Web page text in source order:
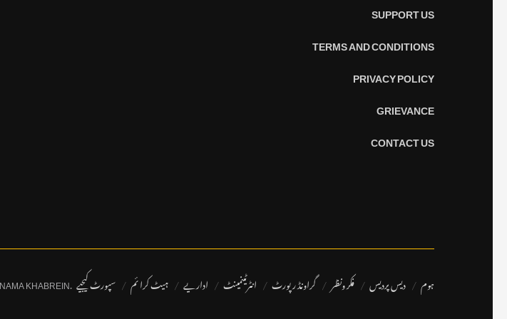
SUPPORT US
TERMS AND CONDITIONS
PRIVACY POLICY
GRIEVANCE
CONTACT US
ہوم دیس پردیس فکر ونظر گراونڈ رپورٹ انٹرٹینمینٹ اداریے ہیٹ کرا ئم سپورٹ کیجیے .ALL RIGHTS RESERVED © COPYRIGHT ROZNAMA KHABREIN